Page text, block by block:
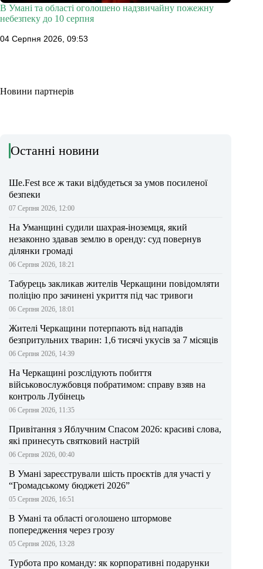
В Умані та області оголошено надзвичайну пожежну
небезпеку до 10 серпня
04 Серпня 2026, 09:53
Новини партнерів
Останні новини
Ше.Fest все ж таки відбудеться за умов посиленої
безпеки
07 Серпня 2026, 12:00
На Уманщині судили шахрая-іноземця, який
незаконно здавав землю в оренду: суд повернув
ділянки громаді
06 Серпня 2026, 18:21
Табурець закликав жителів Черкащини повідомляти
поліцію про зачинені укриття під час тривоги
06 Серпня 2026, 18:01
Жителі Черкащини потерпають від нападів
безпритульних тварин: 1,6 тисячі укусів за 7 місяців
06 Серпня 2026, 14:39
На Черкащині розслідують побиття
військовослужбовця побратимом: справу взяв на
контроль Лубінець
06 Серпня 2026, 11:35
Привітання з Яблучним Спасом 2026: красиві слова,
які принесуть святковий настрій
06 Серпня 2026, 00:40
В Умані зареєстрували шість проєктів для участі у
“Громадському бюджеті 2026”
05 Серпня 2026, 16:51
В Умані та області оголошено штормове
попередження через грозу
05 Серпня 2026, 13:28
Турбота про команду: як корпоративні подарунки